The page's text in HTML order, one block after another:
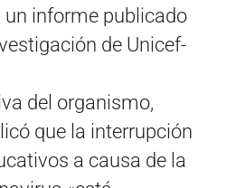
un informe publicado
de Unicef-
del organismo,
que la interrupción
a causa de la